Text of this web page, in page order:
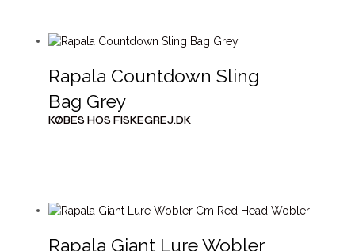
Rapala Countdown Sling
Bag Grey
KØBES HOS FISKEGREJ.DK
Rapala Giant Lure Wobler